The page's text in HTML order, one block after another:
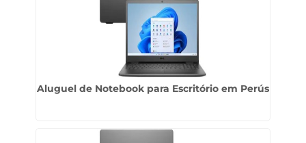
Aluguel de Notebook para Escritório em Perús